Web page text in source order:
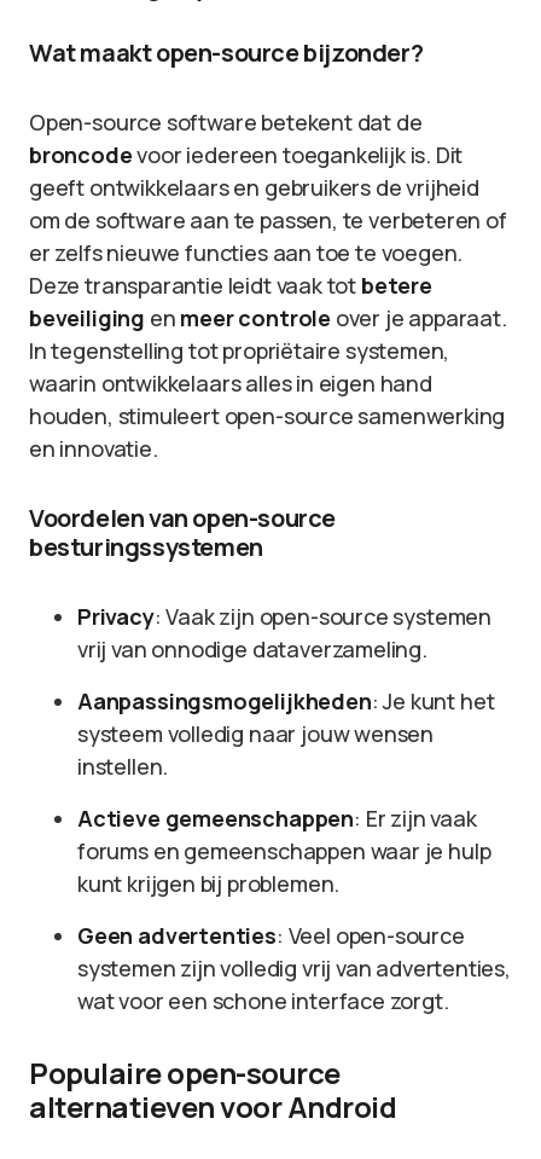
Wat maakt open-source bijzonder?
Open-source software betekent dat de
broncodevoor iedereen toegankelijk is. Dit
geeft ontwikkelaars en gebruikers de vrijheid
om de software aan te passen, te verbeteren of
er zelfs nieuwe functies aan toe te voegen.
Deze transparantie leidt vaak tot betere
beveiliging en meer controle over je apparaat.
In tegenstelling tot propriëtaire systemen,
waarin ontwikkelaars alles in eigen hand
houden, stimuleert open-source samenwerking
en innovatie.
Voordelen van open-source
besturingssystemen
Privacy: Vaak zijn open-source systemen
vrij van onnodige dataverzameling.
Aanpassingsmogelijkheden: Je kunt het
systeem volledig naar jouw wensen
instellen.
Actieve gemeenschappen: Er zijn vaak
forums en gemeenschappen waar je hulp
kunt krijgen bij problemen.
Geen advertenties: Veel open-source
systemen zijn volledig vrij van advertenties,
wat voor een schone interface zorgt.
Populaire open-source
alternatieven voor Android